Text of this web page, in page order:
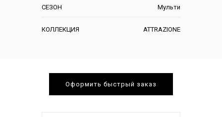
СЕЗОН Мульти
КОЛЛЕКЦИЯ ATTRAZIONE
Оформить быстрый заказ